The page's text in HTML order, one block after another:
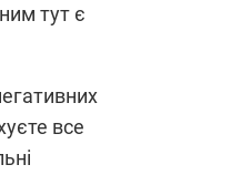
тут є
все